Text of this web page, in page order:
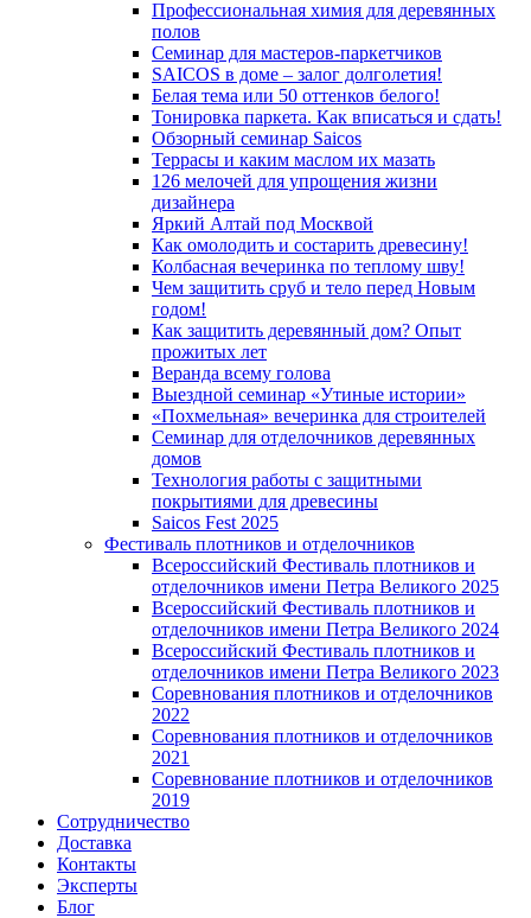
Профессиональная химия для деревянных
полов
Семинар для мастеров-паркетчиков
SAICOS в доме – залог долголетия!
Белая тема или 50 оттенков белого!
Тонировка паркета. Как вписаться и сдать!
Обзорный семинар Saicos
Террасы и каким маслом их мазать
126 мелочей для упрощения жизни
дизайнера
Яркий Алтай под Москвой
Как омолодить и состарить древесину!
Колбасная вечеринка по теплому шву!
Чем защитить сруб и тело перед Новым
годом!
Как защитить деревянный дом? Опыт
прожитых лет
Веранда всему голова
Выездной семинар «Утиные истории»
«Похмельная» вечеринка для строителей
Семинар для отделочников деревянных
домов
Технология работы с защитными
покрытиями для древесины
Saicos Fest 2025
Фестиваль плотников и отделочников
Всероссийский Фестиваль плотников и
отделочников имени Петра Великого 2025
Всероссийский Фестиваль плотников и
отделочников имени Петра Великого 2024
Всероссийский Фестиваль плотников и
отделочников имени Петра Великого 2023
Соревнования плотников и отделочников
2022
Соревнования плотников и отделочников
2021
Соревнование плотников и отделочников
2019
Сотрудничество
Доставка
Контакты
Эксперты
Блог